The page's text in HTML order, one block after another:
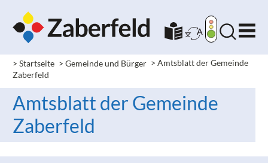
> Startseite > Gemeinde und Bürger > Amtsblatt der Gemeinde
Zaberfeld
Amtsblatt der Gemeinde
Zaberfeld